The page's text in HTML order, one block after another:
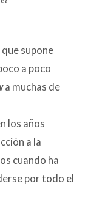
supone
a poco
a muchas de
los años
a la
cuando ha
por todo el